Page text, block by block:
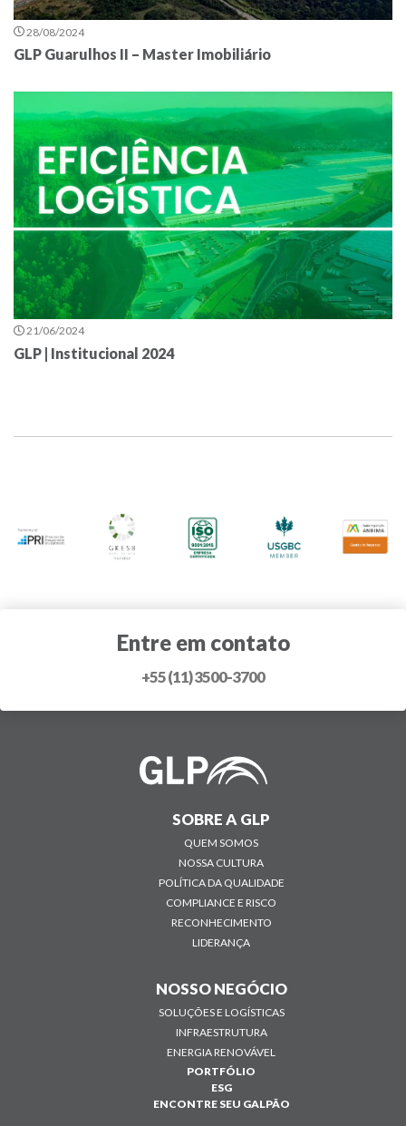
28/08/2024
GLP Guarulhos II – Master Imobiliário
21/06/2024
GLP | Institucional 2024
Entre em contato
+55 (11) 3500-3700
SOBRE A GLP
QUEM SOMOS
NOSSA CULTURA
POLÍTICA DA QUALIDADE
COMPLIANCE E RISCO
RECONHECIMENTO
LIDERANÇA
NOSSO NEGÓCIO
SOLUÇÕES E LOGÍSTICAS
INFRAESTRUTURA
ENERGIA RENOVÁVEL
PORTFÓLIO
ESG
ENCONTRE SEU GALPÃO